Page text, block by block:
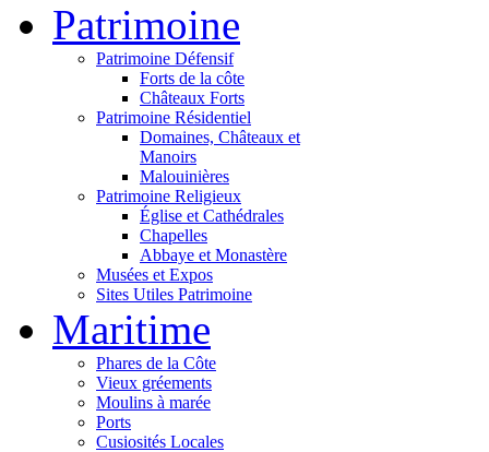
Patrimoine
Patrimoine Défensif
Forts de la côte
Châteaux Forts
Patrimoine Résidentiel
Domaines, Châteaux et
Manoirs
Malouinières
Patrimoine Religieux
Église et Cathédrales
Chapelles
Abbaye et Monastère
Musées et Expos
Sites Utiles Patrimoine
Maritime
Phares de la Côte
Vieux gréements
Moulins à marée
Ports
Cusiosités Locales